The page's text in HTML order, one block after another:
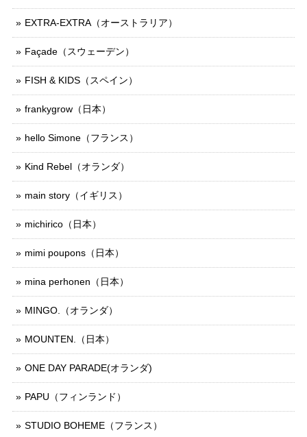
EXTRA-EXTRA（オーストラリア）
Façade（スウェーデン）
FISH & KIDS（スペイン）
frankygrow（日本）
hello Simone（フランス）
Kind Rebel（オランダ）
main story（イギリス）
michirico（日本）
mimi poupons（日本）
mina perhonen（日本）
MINGO.（オランダ）
MOUNTEN.（日本）
ONE DAY PARADE(オランダ)
PAPU（フィンランド）
STUDIO BOHEME（フランス）